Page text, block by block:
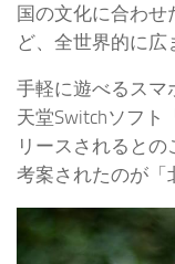
国の文化に合わせ
ど、全世界的に広
手軽に遊べるス
天堂Switchソフト
リースされると
考案されたのが「